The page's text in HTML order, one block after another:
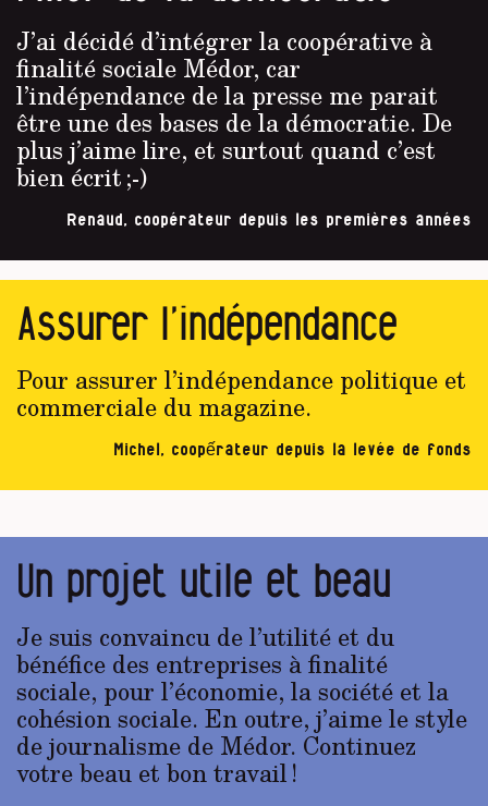
J’ai décidé d’intégrer la coopérative à
finalité sociale Médor, car
l’indépendance de la presse me parait
être une des bases de la démocratie. De
plus j’aime lire, et surtout quand c’est
bien écrit ;-)
Renaud, coopérateur depuis les premières années
Assurer l’indépendance
Pour assurer l’indépendance politique et
commerciale du magazine.
Michel, coopếrateur depuis la levée de fonds
Un projet utile et beau
Je suis convaincu de l’utilité et du
bénéfice des entreprises à finalité
sociale, pour l’économie, la société et la
cohésion sociale. En outre, j’aime le style
de journalisme de Médor. Continuez
votre beau et bon travail !